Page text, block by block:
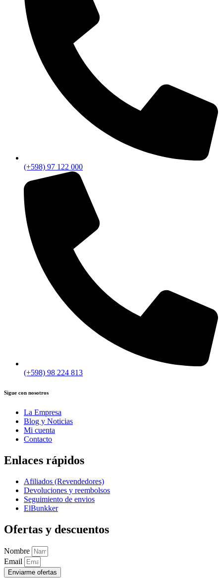
(+598) 97 122 000
(+598) 98 224 813
Sigue con nosotros
La Empresa
Blog y Noticias
Mi cuenta
Contacto
Enlaces rápidos
Afiliados (Revendedores)
Devoluciones y reembolsos
Seguimiento de envios
ElBunkker
Ofertas y descuentos
Nombre
Email
Enviarme ofertas